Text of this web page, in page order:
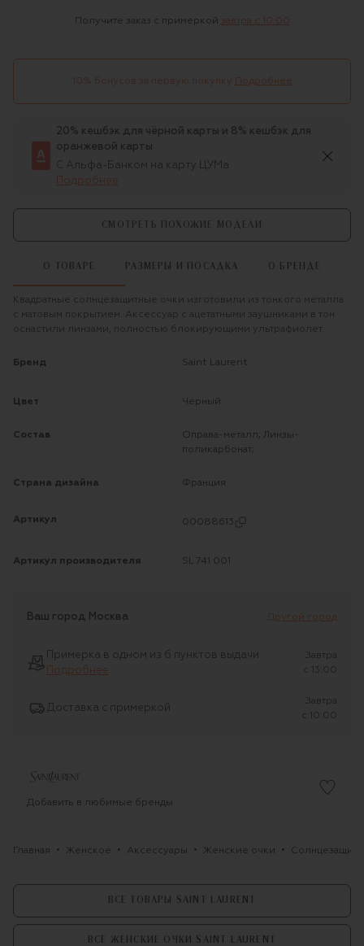
Получите заказ с примеркой завтра c 10:00
10% бонусов за первую покупку Подробнее
20% кешбэк для чёрной карты и 8% кешбэк для
оранжевой карты
С Альфа-Банком на карту ЦУМа
Подробнее
СМОТРЕТЬ ПОХОЖИЕ МОДЕЛИ
О ТОВАРЕ РАЗМЕРЫ И ПОСАДКА О БРЕНДЕ
Квадратные солнцезащитные очки изготовили из тонкого металла
с матовым покрытием. Аксессуар с ацетатными заушниками в тон
оснастили линзами, полностью блокирующими ультрафиолет.
Бренд Saint Laurent
Цвет Черный
Состав
Оправа-металл; Линзы-
поликарбонат;
Страна дизайна Франция
Артикул 00088613
Артикул производителя SL 741 001
Ваш город Москва Другой город
Примерка в одном из 6 пунктов выдачи
Подробнее
Завтра
c 13:00
Доставка с примеркой
Завтра
c 10:00
Добавить в любимые бренды
Главная Женское Аксессуары Женские очки
ВСЕ ТОВАРЫ SAINT LAURENT
ВСЕ ЖЕНСКИЕ ОЧКИ SAINT LAURENT